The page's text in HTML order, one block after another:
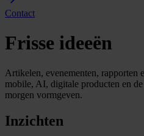
Contact
Frisse ideeën
Artikelen, evenementen, rapporten
mobile, AI, digitale producten en
morgen vormgeven.
Inzichten